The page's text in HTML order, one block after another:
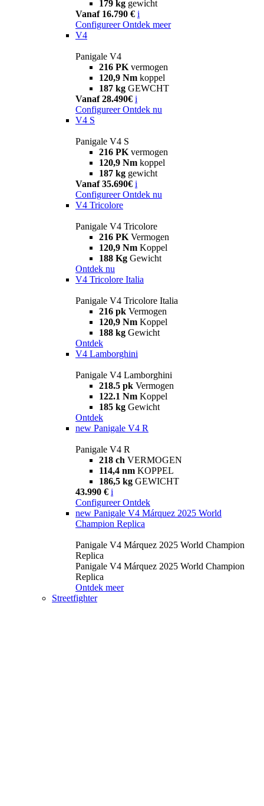
179 kg gewicht
Vanaf 16.790 € i
Configureer Ontdek meer
V4
Panigale V4
216 PK vermogen
120,9 Nm koppel
187 kg GEWCHT
Vanaf 28.490€ i
Configureer Ontdek nu
V4 S
Panigale V4 S
216 PK vermogen
120,9 Nm koppel
187 kg gewicht
Vanaf 35.690€ i
Configureer Ontdek nu
V4 Tricolore
Panigale V4 Tricolore
216 PK Vermogen
120,9 Nm Koppel
188 Kg Gewicht
Ontdek nu
V4 Tricolore Italia
Panigale V4 Tricolore Italia
216 pk Vermogen
120,9 Nm Koppel
188 kg Gewicht
Ontdek
V4 Lamborghini
Panigale V4 Lamborghini
218.5 pk Vermogen
122.1 Nm Koppel
185 kg Gewicht
Ontdek
new Panigale V4 R
Panigale V4 R
218 ch VERMOGEN
114,4 nm KOPPEL
186,5 kg GEWICHT
43.990 € i
Configureer Ontdek
new Panigale V4 Márquez 2025 World
Champion Replica
Panigale V4 Márquez 2025 World Champion
Replica
Panigale V4 Márquez 2025 World Champion
Replica
Ontdek meer
Streetfighter